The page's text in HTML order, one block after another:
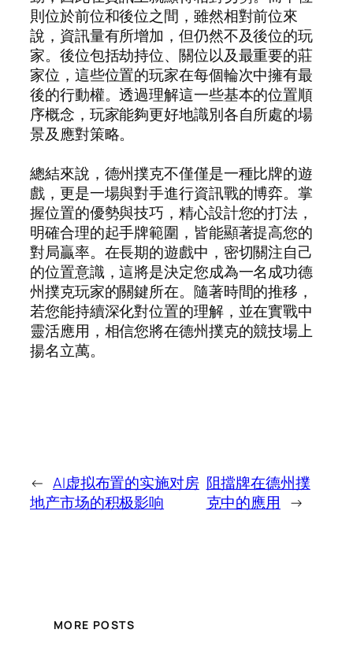
則位於前位和後位之間，雖然相對前位來
說，資訊量有所增加，但仍然不及後位的玩
家。後位包括劫持位、關位以及最重要的莊
家位，這些位置的玩家在每個輪次中擁有最
後的行動權。透過理解這一些基本的位置順
序概念，玩家能夠更好地識別各自所處的場
景及應對策略。
總結來說，德州撲克不僅僅是一種比牌的遊
戲，更是一場與對手進行資訊戰的博弈。掌
握位置的優勢與技巧，精心設計您的打法，
明確合理的起手牌範圍，皆能顯著提高您的
對局贏率。在長期的遊戲中，密切關注自己
的位置意識，這將是決定您成為一名成功德
州撲克玩家的關鍵所在。隨著時間的推移，
若您能持續深化對位置的理解，並在實戰中
靈活應用，相信您將在德州撲克的競技場上
揚名立萬。
← AI虚拟布置的实施对房
地产市场的积极影响
阻擋牌在德州撲
克中的應用 →
MORE POSTS